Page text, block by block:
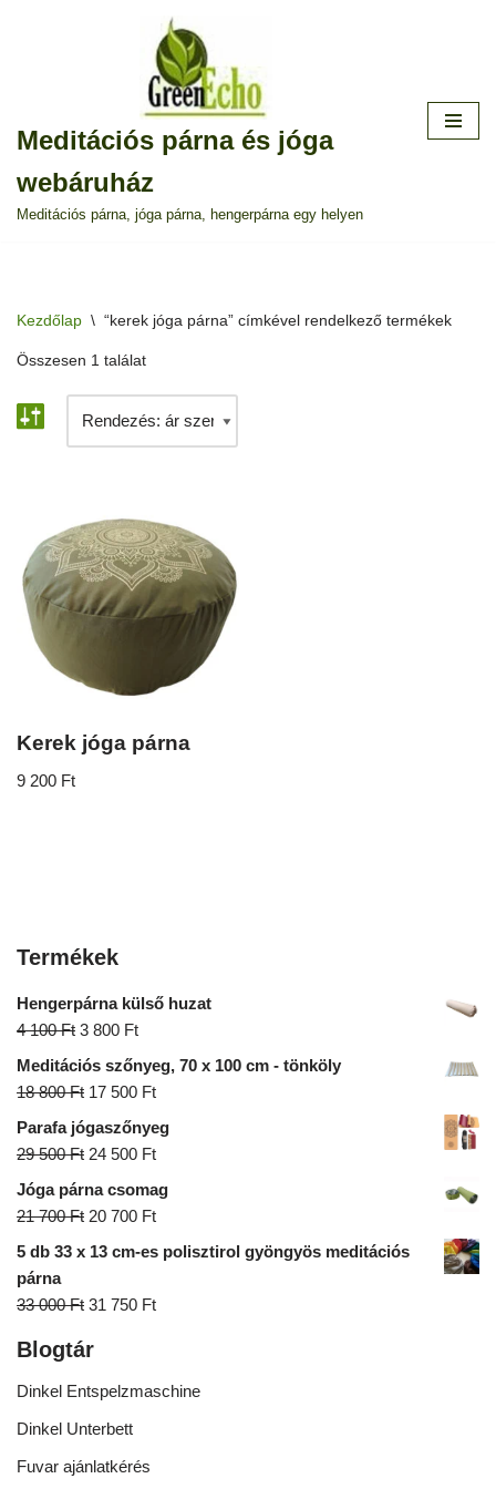
Meditációs párna és jóga
webáruház
Meditációs párna, jóga párna, hengerpárna egy helyen
Kezdőlap \ “kerek jóga párna” címkével rendelkező termékek
Összesen 1 találat
Kerek jóga párna
9 200 Ft
Termékek
Hengerpárna külső huzat
4 100Ft 3 800 Ft
Meditációs szőnyeg, 70 x 100 cm - tönköly
18 800Ft 17 500 Ft
Parafa jógaszőnyeg
29 500Ft 24 500 Ft
Jóga párna csomag
21 700Ft 20 700 Ft
5 db 33 x 13 cm-es polisztirol gyöngyös meditációs
párna
33 000Ft 31 750 Ft
Blogtár
Dinkel Entspelzmaschine
Dinkel Unterbett
Fuvar ajánlatkérés